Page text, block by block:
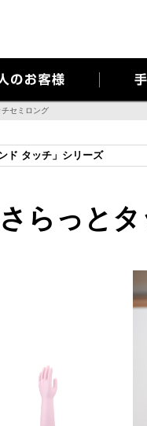
セミロング
ド タッチ」シリーズ
らっと